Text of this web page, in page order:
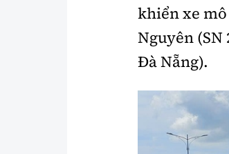
khiển xe mô
Nguyên
Đà Nẵng).